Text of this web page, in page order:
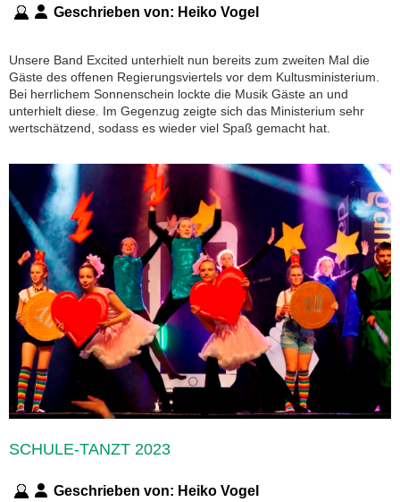
Geschrieben von: Heiko Vogel
Unsere Band Excited unterhielt nun bereits zum zweiten Mal die
Gäste des offenen Regierungsviertels vor dem Kultusministerium.
Bei herrlichem Sonnenschein lockte die Musik Gäste an und
unterhielt diese. Im Gegenzug zeigte sich das Ministerium sehr
wertschätzend, sodass es wieder viel Spaß gemacht hat.
SCHULE-TANZT 2023
Geschrieben von: Heiko Vogel